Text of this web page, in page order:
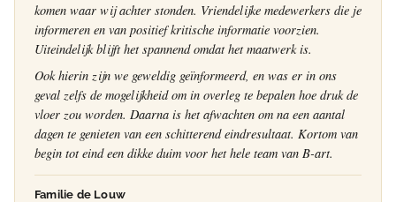
komen waar wij achter stonden. Vriendelijke medewerkers die je
informeren en van positief kritische informatie voorzien.
Uiteindelijk blijft het spannend omdat het maatwerk is.
Ook hierin zijn we geweldig geïnformeerd, en was er in ons
geval zelfs de mogelijkheid om in overleg te bepalen hoe druk de
vloer zou worden. Daarna is het afwachten om na een aantal
dagen te genieten van een schitterend eindresultaat. Kortom van
begin tot eind een dikke duim voor het hele team van B-art.
Familie de Louw